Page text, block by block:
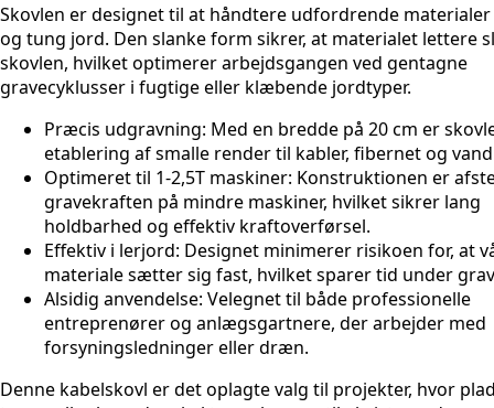
Skovlen er designet til at håndtere udfordrende
og tung jord. Den slanke form sikrer, at materialet lettere
skovlen, hvilket optimerer arbejdsgangen ved gentagne
gravecyklusser i fugtige eller klæbende jordtyper.
Præcis udgravning: Med en bredde på 20 cm er
etablering af smalle render til kabler, fibernet og
Optimeret til 1-2,5T maskiner: Konstruktionen er
gravekraften på mindre maskiner, hvilket sikrer lang
holdbarhed og effektiv kraftoverførsel.
Effektiv i lerjord: Designet minimerer risikoen for, at
materiale sætter sig fast, hvilket sparer tid under
Alsidig anvendelse: Velegnet til både professionelle
entreprenører og anlægsgartnere, der arbejder med
forsyningsledninger eller dræn.
Denne kabelskovl er det oplagte valg til projekter, hvor